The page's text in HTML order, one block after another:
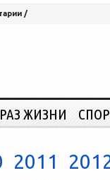
/
ЖИЗНИ
2011